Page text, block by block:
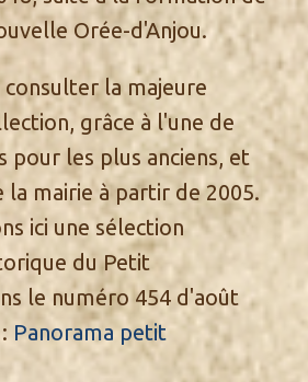
Orée-d'Anjou.
consulter la majeure
grâce à l'une de
pour les plus anciens, et
la mairie à partir de 2005.
ici une sélection
du Petit
le numéro 454 d'août
Panorama petit